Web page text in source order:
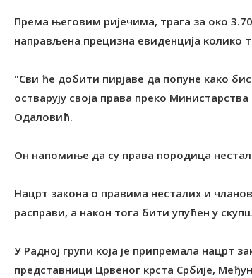
Према његовим ријечима, трага за око
направљена прецизна евиденција колико
"Сви ће добити пирјаве да попуне како
остварују своја права преко
Одаловић.
Он напомиње да су права породица
Нацрт закона о правима несталих и
расправи, а након тога бити упућен у
У Радној групи која је припремала нацрт
представници Црвеног крста Србије,